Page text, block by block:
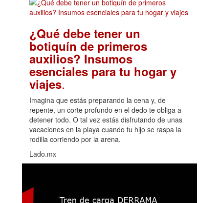
¿Qué debe tener un
botiquín de primeros
auxilios? Insumos
esenciales para tu hogar y
viajes.
Imagina que estás preparando la cena y, de
repente, un corte profundo en el dedo te obliga a
detener todo. O tal vez estás disfrutando de unas
vacaciones en la playa cuando tu hijo se raspa la
rodilla corriendo por la arena.
Lado.mx